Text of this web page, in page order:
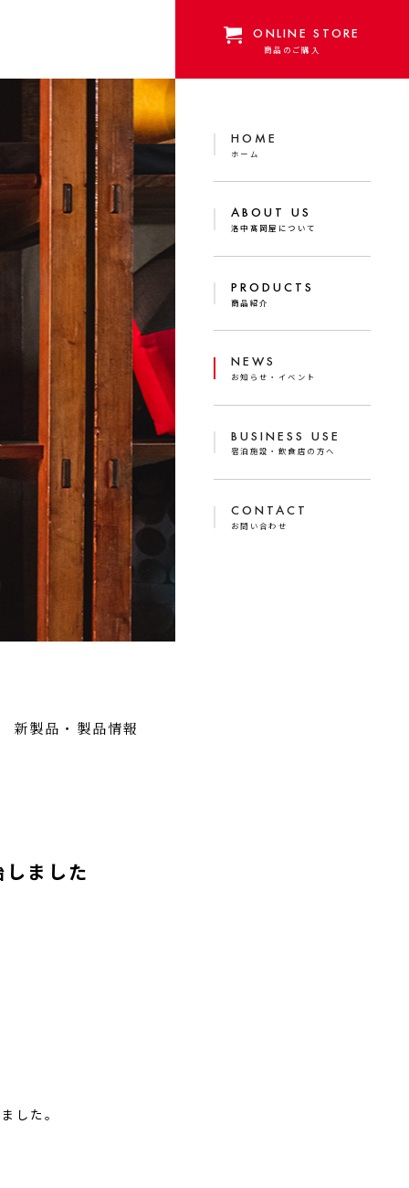
ONLINE STORE
商品のご購入
HOME
ホーム
ABOUT US
洛中髙岡屋について
PRODUCTS
商品紹介
NEWS
お知らせ・イベント
BUSINESS USE
宿泊施設・飲食店の方へ
CONTACT
お問い合わせ
新製品・製品情報
ました
した。